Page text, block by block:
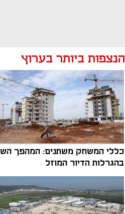
הנצפות ביותר בערוץ
כללי המשחק משתנים: המהפך
בהגרלות הדיור המוזל